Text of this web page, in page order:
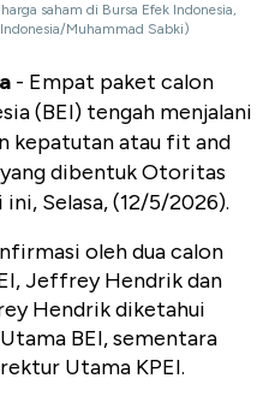
saham di Bursa Efek Indonesia,
Muhammad Sabki)
- Empat paket calon
(BEI) tengah menjalani
kepatutan atau fit and
dibentuk Otoritas
Selasa, (12/5/2026).
oleh dua calon
Jeffrey Hendrik dan
Hendrik diketahui
BEI, sementara
Utama KPEI.